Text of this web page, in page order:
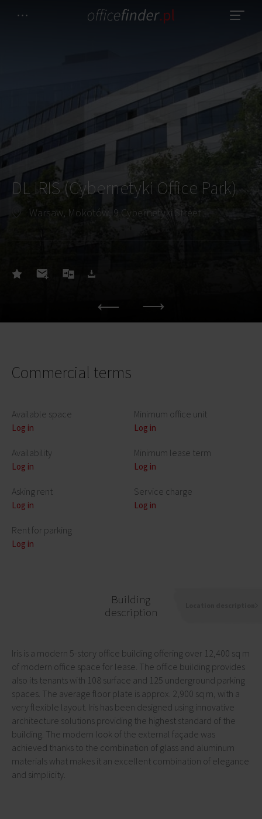
DL IRIS (Cybernetyki Office Park)
Warsaw, Mokotów, 9 Cybernetyki Street
Commercial terms
Available space
Log in
Availability
Log in
Asking rent
Log in
Rent for parking
Log in
Minimum office unit
Log in
Minimum lease term
Log in
Service charge
Log in
Building
description
Iris is a modern 5-story office building offering over 12,400 sq m
of modern office space for lease. The office building provides
also its tenants with 108 surface and 125 underground parking
spaces. The average floor plate is approx. 2,900 sq m, with a
very flexible layout. Iris has been designed using innovative
architecture solutions providing the highest standard of the
building. The modern look of the external façade was
achieved thanks to the combination of glass and aluminum
materials what makes it an excellent combination of elegance
and simplicity.